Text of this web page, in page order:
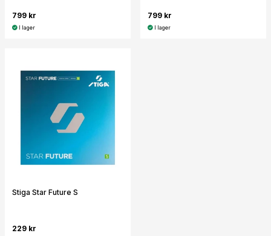
799 kr
I lager
799 kr
I lager
Stiga Star Future S
229 kr